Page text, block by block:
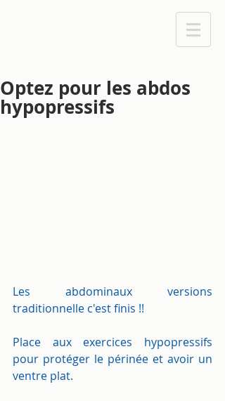
Optez pour les abdos
hypopressifs
Les abdominaux versions
traditionnelle c'est finis !!
Place aux exercices hypopressifs
pour protéger le périnée et avoir un
ventre plat.